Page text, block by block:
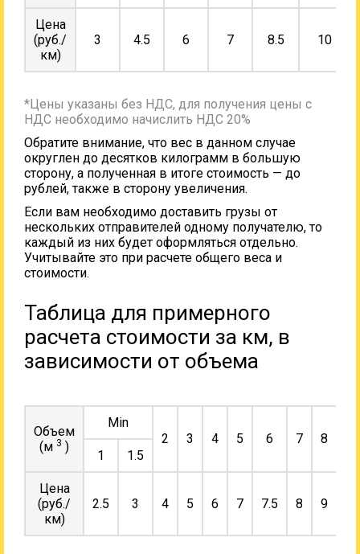
Цена
(руб./
км)
3 4.5 6 7 8.5 10
*Цены указаны без НДС, для получения цены с
НДС необходимо начислить НДС 20%
Обратите внимание, что вес в данном случае
округлен до десятков килограмм в большую
сторону, а полученная в итоге стоимость — до
рублей, также в сторону увеличения.
Если вам необходимо доставить грузы от
нескольких отправителей одному получателю, то
каждый из них будет оформляться отдельно.
Учитывайте это при расчете общего веса и
стоимости.
Таблица для примерного
расчета стоимости за км, в
зависимости от объема
Объем
(м 3 )
Min
2
3 4 5 6 7 8
1
1.5
Цена
(руб./
км)
2.5 3 4 5 6 7 7.5 8 9